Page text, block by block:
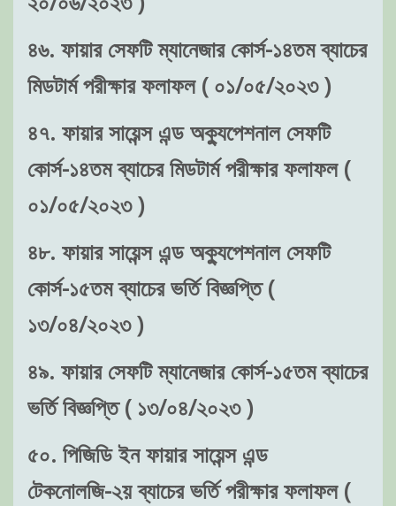
৪৬. ফায়ার সেফটি ম্যানেজার কোর্স-১৪তম ব্যাচের
মিডটার্ম পরীক্ষার ফলাফল ( ০১/০৫/২০২৩ )
৪৭. ফায়ার সায়েন্স এন্ড অক্যুপেশনাল সেফটি
কোর্স-১৪তম ব্যাচের মিডটার্ম পরীক্ষার ফলাফল (
০১/০৫/২০২৩ )
৪৮. ফায়ার সায়েন্স এন্ড অক্যুপেশনাল সেফটি
কোর্স-১৫তম ব্যাচের ভর্তি বিজ্ঞপ্তি (
১৩/০৪/২০২৩ )
৪৯. ফায়ার সেফটি ম্যানেজার কোর্স-১৫তম ব্যাচের
ভর্তি বিজ্ঞপ্তি ( ১৩/০৪/২০২৩ )
৫০. পিজিডি ইন ফায়ার সায়েন্স এন্ড
টেকনোলজি-২য় ব্যাচের ভর্তি পরীক্ষার ফলাফল (